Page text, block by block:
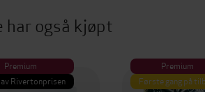
har også kjøpt
Premium
Rivertonprisen
Premium
Første gang på